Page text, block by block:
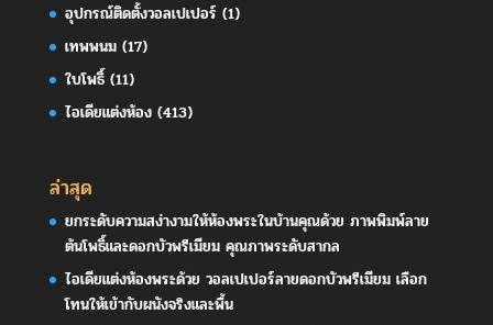
อุปกรณ์ติดตั้งวอลเปเปอร์ (1)
เทพพนม(17)
ใบโพธิ์(11)
ไอเดียแต่งห้อง(413)
ล่าสุด
ยกระดับความสง่างามให้ห้องพระในบ้านคุณด้วย ภาพพิมพ์ลาย
ต้นโพธิ์และดอกบัวพรีเมียม คุณภาพระดับสากล
ไอเดียแต่งห้องพระด้วย วอลเปเปอร์ลายดอกบัวพรีเมียม เลือก
โทนให้เข้ากับผนังจริงและพื้น